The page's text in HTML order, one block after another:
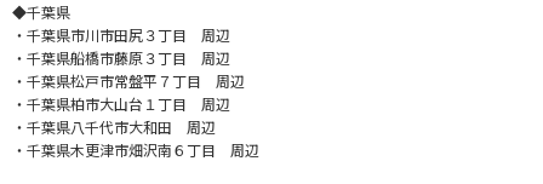
◆千葉県
・千葉県市川市田尻３丁目 周辺
・千葉県船橋市藤原３丁目 周辺
・千葉県松戸市常盤平７丁目 周辺
・千葉県柏市大山台１丁目 周辺
・千葉県八千代市大和田 周辺
・千葉県木更津市畑沢南６丁目 周辺